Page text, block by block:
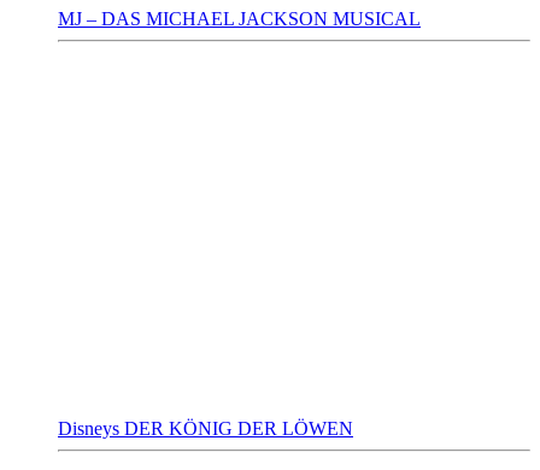
MJ – DAS MICHAEL JACKSON MUSICAL
Disneys DER KÖNIG DER LÖWEN